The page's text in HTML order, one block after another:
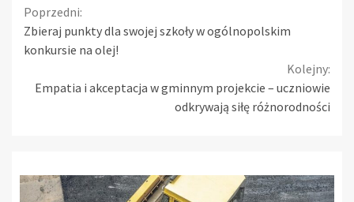
Continue
Reading
Poprzedni:
Zbieraj punkty dla swojej szkoły w ogólnopolskim
konkursie na olej!
Kolejny:
Empatia i akceptacja w gminnym projekcie – uczniowie
odkrywają siłę różnorodności